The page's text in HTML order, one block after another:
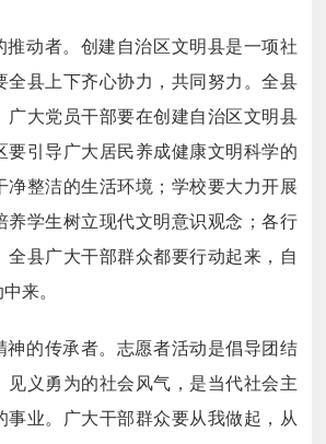
推动者。创建自治区文明县是一项社
全县上下齐心协力，共同努力。全县
广大党员干部要在创建自治区文明县
要引导广大居民养成健康文明科学的
净整洁的生活环境；学校要大力开展
养学生树立现代文明意识观念；各行
全县广大干部群众都要行动起来，自
来。
神的传承者。志愿者活动是倡导团结
见义勇为的社会风气，是当代社会主
事业。广大干部群众要从我做起，从